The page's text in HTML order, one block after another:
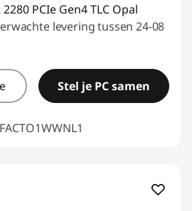
PCIe Gen4 TLC Opal
levering tussen 24-08
Stel je PC samen